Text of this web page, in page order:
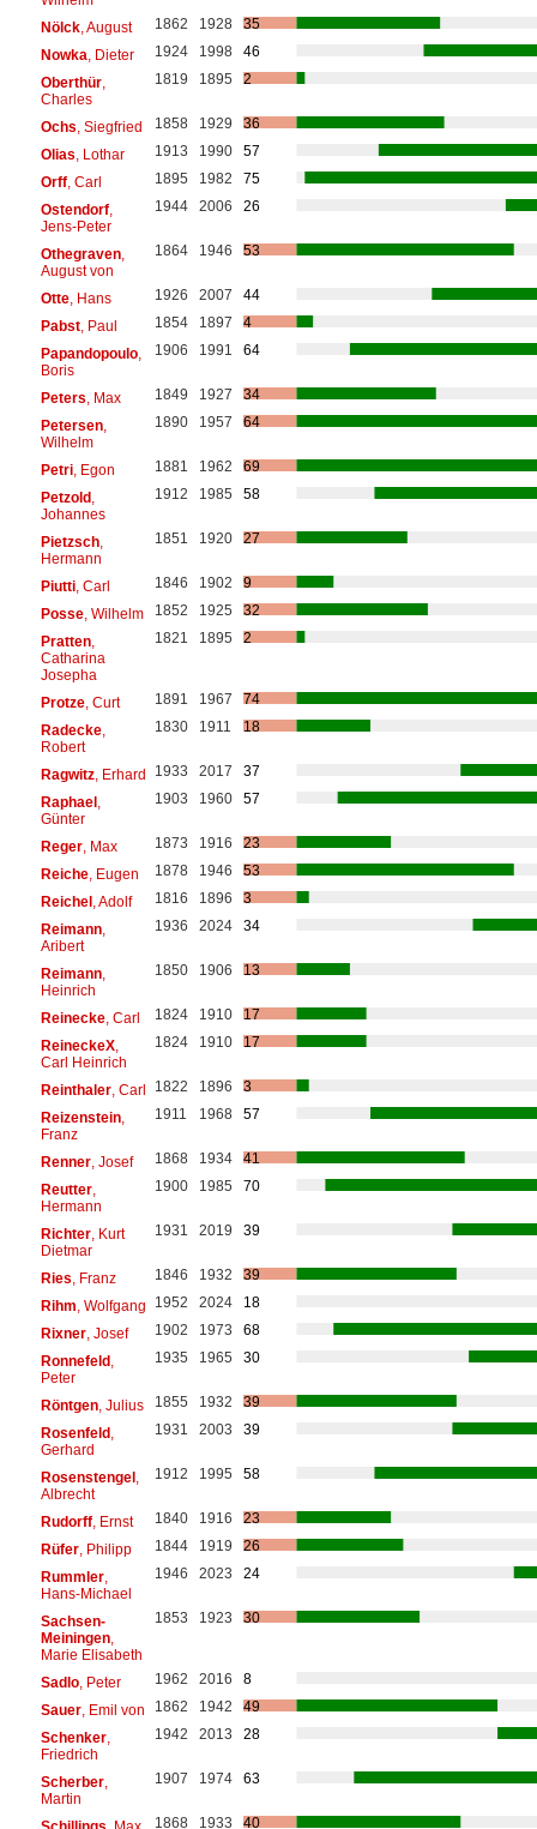
Nölck, August 1862 1928
35
Nowka , Dieter 1924 1998
46
Oberthür,
Charles
1819 1895 2
Ochs , Siegfried 1858 1929
36
Olias , Lothar 1913 1990
57
Orff, Carl 1895 1982
75
Ostendorf,
Jens-Peter
1944 2006 26
Othegraven,
August von
1864 1946 53
Otte, Hans 1926 2007
44
Pabst, Paul 1854 1897
4
Papandopoulo,
Boris
1906 1991 64
Peters , Max 1849 1927
34
Petersen,
Wilhelm
1890 1957 64
Petri, Egon 1881 1962
69
Petzold,
Johannes
1912 1985 58
Pietzsch,
Hermann
1851 1920 27
Piutti, Carl 1846 1902
9
Posse, Wilhelm 1852 1925
32
Pratten,
Catharina
Josepha
1821 1895 2
Protze, Curt 1891 1967
74
Radecke,
Robert
1830 1911 18
Ragwitz, Erhard 1933 2017
37
Raphael,
Günter
1903 1960 57
Reger, Max 1873 1916
23
Reiche, Eugen 1878 1946
53
Reichel, Adolf 1816 1896
3
Reimann,
Aribert
1936 2024 34
Reimann,
Heinrich
1850 1906 13
Reinecke, Carl 1824 1910
17
ReineckeX,
Carl Heinrich
1824 1910 17
Reinthaler, Carl 1822 1896
3
Reizenstein,
Franz
1911 1968 57
Renner, Josef 1868 1934
41
Reutter,
Hermann
1900 1985 70
Richter, Kurt
Dietmar
1931 2019 39
Ries , Franz 1846 1932
39
Rihm , Wolfgang 1952 2024
18
Rixner, Josef 1902 1973
68
Ronnefeld,
Peter
1935 1965 30
Röntgen, Julius 1855 1932
39
Rosenfeld,
Gerhard
1931 2003 39
Rosenstengel,
Albrecht
1912 1995 58
Rudorff, Ernst 1840 1916
23
Rüfer, Philipp 1844 1919
26
Rummler,
Hans-Michael
1946 2023 24
Sachsen-
Meiningen,
Marie Elisabeth
1853 1923 30
Sadlo, Peter 1962 2016
8
Sauer, Emil von 1862 1942
49
Schenker,
Friedrich
1942 2013 28
Scherber,
Martin
1907 1974 63
1868 1933 40